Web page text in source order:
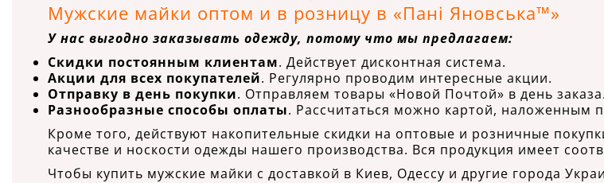
Мужские майки оптом и в розницу в «Пані Яновська™»
У нас выгодно заказывать одежду, потому что мы предлагаем:
Скидки постоянным клиентам. Действует дисконтная система.
Акции для всех покупателей. Регулярно проводим интересные акции.
Отправку в день покупки. Отправляем товары «Новой Почтой» в день заказа.
Разнообразные способы оплаты. Рассчитаться можно картой, наложенным
Кроме того, действуют накопительные скидки на оптовые и розничные
качестве и носкости одежды нашего производства. Вся продукция имеет
Чтобы купить мужские майки с доставкой в Киев, Одессу и другие города